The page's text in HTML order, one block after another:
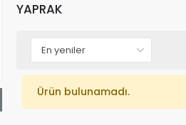
YAPRAK
Ürün bulunamadı.